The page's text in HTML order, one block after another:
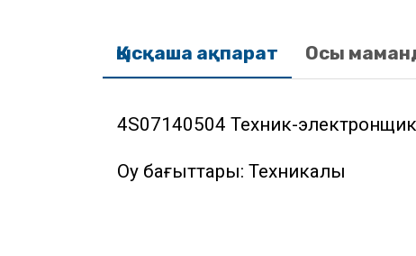
Қысқаша ақпарат Осы
4S07140504 Техник-электронщик
Оқу бағыттары: Техникалық